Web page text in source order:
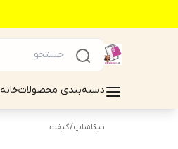
دسته‌بندی محصولاتخانه
نیکاشاپ/گیفت